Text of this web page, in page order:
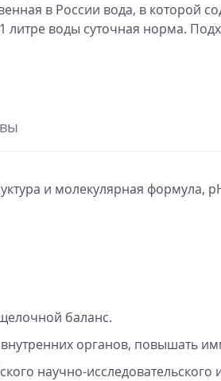
в России вода, в которой
литре воды суточная норма.
и молекулярная формула,
баланс.
органов, повышать
научно-исследовательского